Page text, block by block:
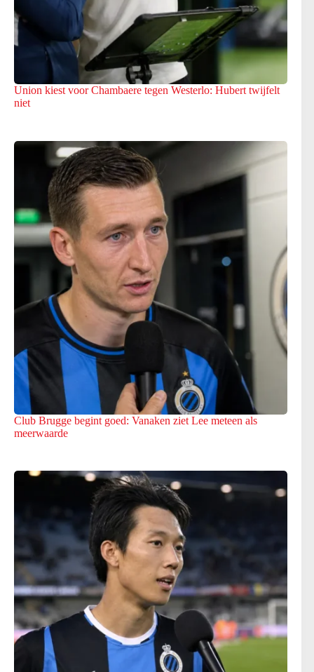
Union kiest voor Chambaere tegen Westerlo: Hubert twijfelt
niet
Club Brugge begint goed: Vanaken ziet Lee meteen als
meerwaarde